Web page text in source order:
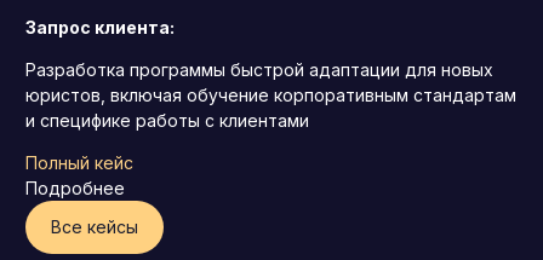
Запрос клиента:
Разработка программы быстрой адаптации для новых
юристов, включая обучение корпоративным стандартам
и специфике работы с клиентами
Полный кейс
Подробнее
Все кейсы